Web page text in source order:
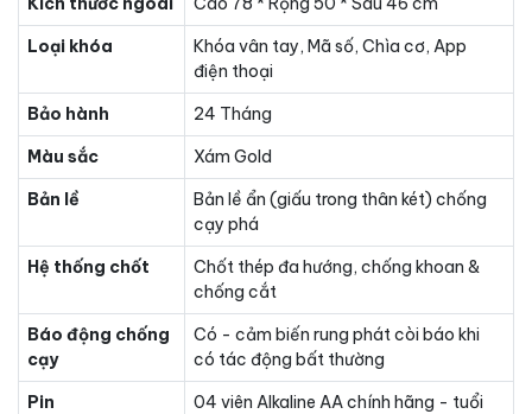
Loại khóa
Khóa vân tay, Mã số, Chìa cơ, App
điện thoại
Bảo hành
24 Tháng
Màu sắc
Xám Gold
Bản lề
Bản lề ẩn (giấu trong thân két) chống
cạy phá
Hệ thống chốt
Chốt thép đa hướng, chống khoan &
chống cắt
Báo động chống
cạy
Có - cảm biến rung phát còi báo khi
có tác động bất thường
Pin
04 viên Alkaline AA chính hãng - tuổi